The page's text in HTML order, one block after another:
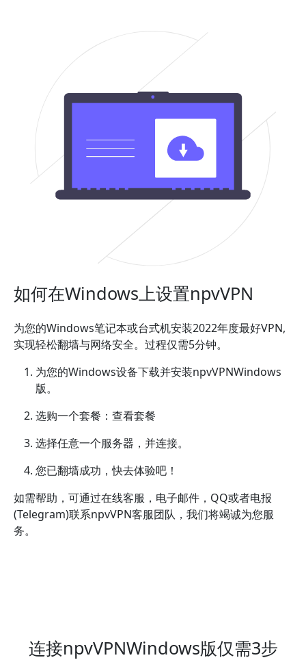
如何在Windows上设置npvVPN
为您的Windows笔记本或台式机安装2022年度最好VPN,
实现轻松翻墙与网络安全。过程仅需5分钟。
为您的Windows设备下载并安装npvVPNWindows
版。
选购一个套餐：查看套餐
选择任意一个服务器，并连接。
您已翻墙成功，快去体验吧！
如需帮助，可通过在线客服，电子邮件，QQ或者电报
(Telegram)联系npvVPN客服团队，我们将竭诚为您服
务。
连接npvVPNWindows版仅需3步